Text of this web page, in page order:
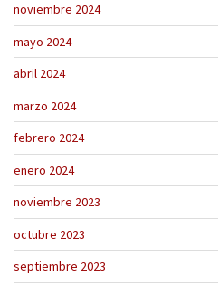
noviembre 2024
mayo 2024
abril 2024
marzo 2024
febrero 2024
enero 2024
noviembre 2023
octubre 2023
septiembre 2023